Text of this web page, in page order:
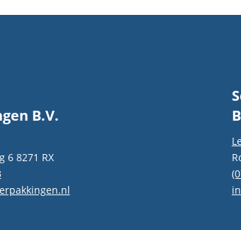
B.V.
6 8271 RX